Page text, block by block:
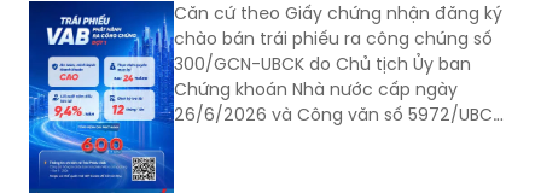
Căn cứ theo Giấy chứng nhận đăng ký
chào bán trái phiếu ra công chúng số
300/GCN-UBCK do Chủ tịch Ủy ban
Chứng khoán Nhà nước cấp ngày
26/6/2026 và Công văn số 5972/UBCK-